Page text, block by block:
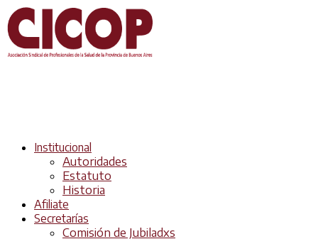
Institucional
Autoridades
Estatuto
Historia
Afiliate
Secretarías
Comisión de Jubiladxs